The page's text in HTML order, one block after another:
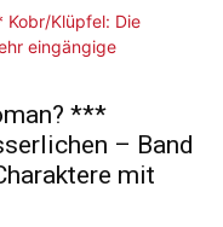
***
– Band
mit